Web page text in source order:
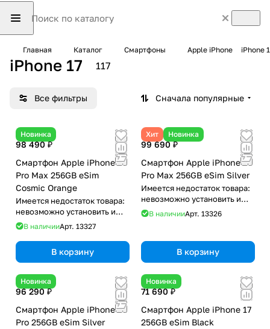
Главная Каталог Смартфоны Apple iPhone iPhone
iPhone 17 117
Все фильтры Сначала популярные
Новинка
98 490 ₽
Смартфон Apple iPhone 17
Pro Max 256GB eSim
Cosmic Orange
Имеется недостаток товара:
невозможно установить и
использовать RuStore
В наличииАрт. 13327
В корзину
Хит Новинка
99 690 ₽
Смартфон Apple iPhone 17
Pro Max 256GB eSim Silver
Имеется недостаток товара:
невозможно установить и
использовать RuStore
В наличииАрт. 13326
В корзину
Новинка
96 290 ₽
Смартфон Apple iPhone 17
Pro 256GB eSim Silver
Новинка
71 690 ₽
Смартфон Apple iPhone 17
256GB eSim Black